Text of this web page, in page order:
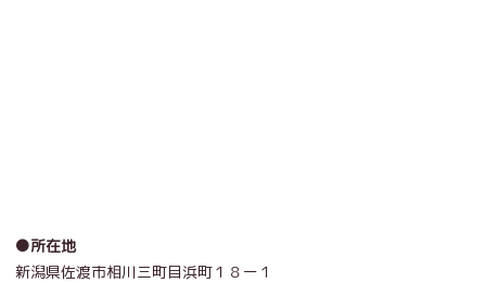
●所在地
新潟県佐渡市相川三町目浜町１８ー１